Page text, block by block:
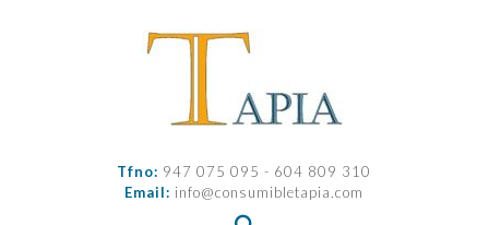
Tfno: 947 075 095 - 604 809 310
Email: info@consumibletapia.com